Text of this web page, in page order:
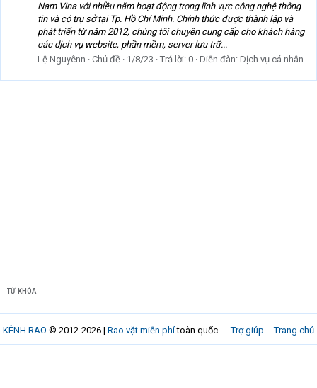
Nam Vina với nhiều năm hoạt động trong lĩnh vực công nghệ thông
tin và có trụ sở tại Tp. Hồ Chí Minh. Chính thức được thành lập và
phát triển từ năm 2012, chúng tôi chuyên cung cấp cho khách hàng
các dịch vụ website, phần mềm, server lưu trữ...
Lệ Nguyênn
Chủ đề 1/8/23 Trả lời: 0 Diễn đàn: Dịch vụ cá nhân
TỪ KHÓA
Trợ giúp Trang chủ
KÊNH RAO © 2012-2026 | Rao vặt miễn phítoàn quốc